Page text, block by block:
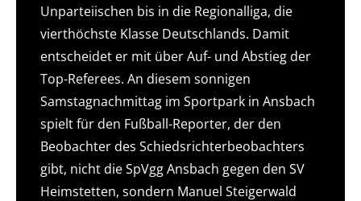
Unparteiischen bis in die Regionalliga, die
vierthöchste Klasse Deutschlands. Damit
entscheidet er mit über Auf- und Abstieg der
Top-Referees. An diesem sonnigen
Samstagnachmittag im Sportpark in Ansbach
spielt für den Fußball-Reporter, der den
Beobachter des Schiedsrichterbeobachters
gibt, nicht die SpVgg Ansbach gegen den SV
Heimstetten, sondern Manuel Steigerwald